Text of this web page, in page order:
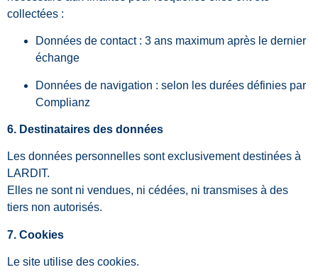
collectées :
Données de contact : 3 ans maximum après le dernier
échange
Données de navigation : selon les durées définies par
Complianz
6. Destinataires des données
Les données personnelles sont exclusivement destinées à
LARDIT.
Elles ne sont ni vendues, ni cédées, ni transmises à des
tiers non autorisés.
7. Cookies
Le site utilise des cookies.